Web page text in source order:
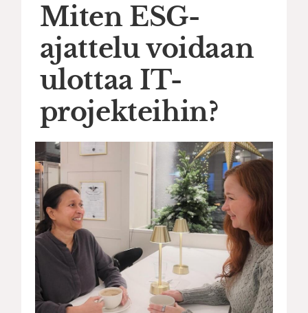
Miten ESG-
ajattelu voidaan
ulottaa IT-
projekteihin?